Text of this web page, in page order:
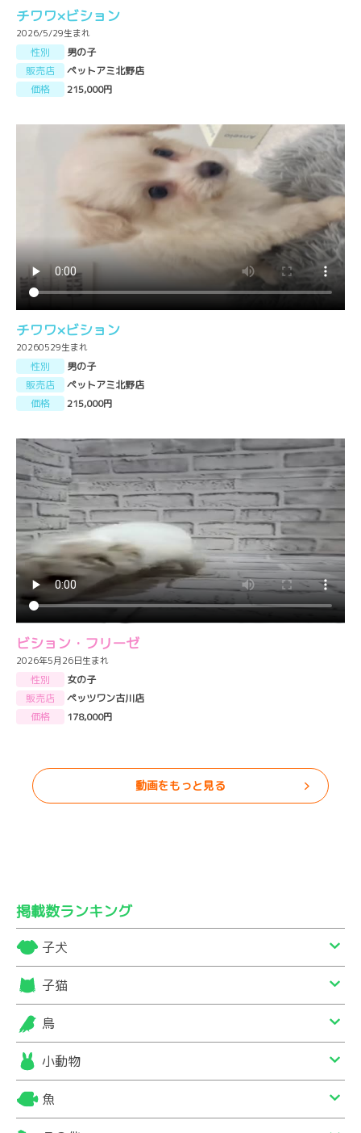
チワワ×ビション
2026/5/29生まれ
性別
男の子
販売店
ペットアミ北野店
価格
215,000円
チワワ×ビション
20260529生まれ
性別
男の子
販売店
ペットアミ北野店
価格
215,000円
ビション・フリーゼ
2026年5月26日生まれ
性別
女の子
販売店
ペッツワン古川店
価格
178,000円
動画をもっと見る
掲載数ランキング
子犬
子猫
鳥
小動物
魚